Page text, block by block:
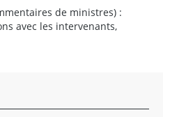
de ministres) :
avec les intervenants,